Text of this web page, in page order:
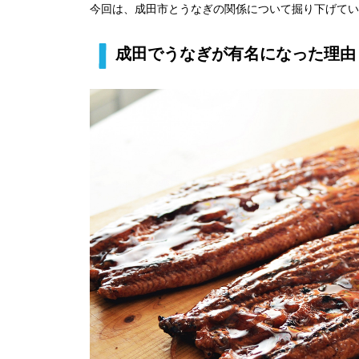
今回は、成田市とうなぎの関係について掘り下げて
成田でうなぎが有名になった理由